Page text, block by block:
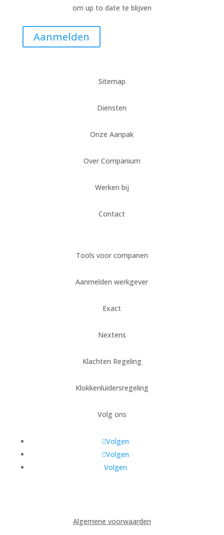
om up to date te blijven
Aanmelden
Sitemap
Diensten
Onze Aanpak
Over Companium
Werken bij
Contact
Tools voor companen
Aanmelden werkgever
Exact
Nextens
Klachten Regeling
Klokkenluidersregeling
Volg ons
Volgen
Volgen
Volgen
Algemene voorwaarden